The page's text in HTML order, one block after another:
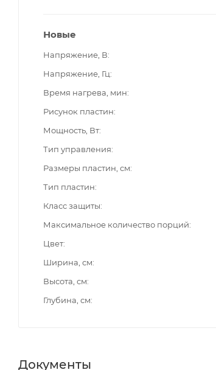
Новые
Напряжение, В
Напряжение, Гц
Время нагрева, мин
Рисунок пластин
Мощность, Вт
Тип управления
Размеры пластин, см
Тип пластин
Класс защиты
Максимальное количество порций
Цвет
Ширина, см
Высота, см
Глубина, см
Документы